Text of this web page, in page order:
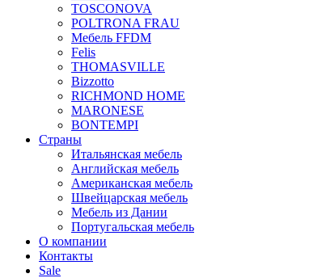
TOSCONOVA
POLTRONA FRAU
Мебель FFDM
Felis
THOMASVILLE
Bizzotto
RICHMOND HOME
MARONESE
BONTEMPI
Страны
Итальянская мебель
Английская мебель
Американская мебель
Швейцарская мебель
Мебель из Дании
Португальская мебель
О компании
Контакты
Sale